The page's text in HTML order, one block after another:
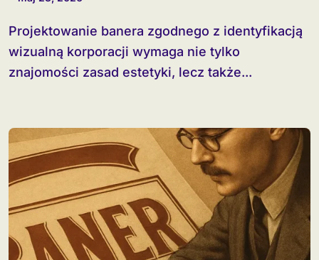
Projektowanie banera zgodnego z identyfikacją
wizualną korporacji wymaga nie tylko
znajomości zasad estetyki, lecz także...